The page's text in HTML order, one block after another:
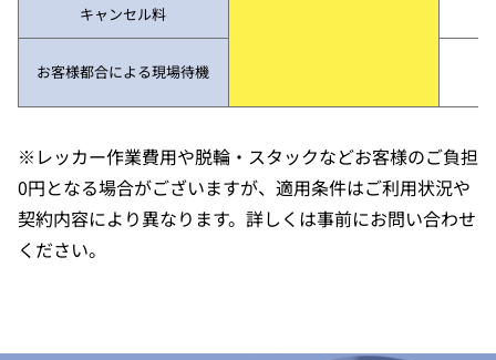
キャンセル料
お客様都合による現場待機
※レッカー作業費用や脱輪・スタックなどお客様のご負担
0円となる場合がございますが、適用条件はご利用状況や
契約内容により異なります。詳しくは事前にお問い合わせ
ください。